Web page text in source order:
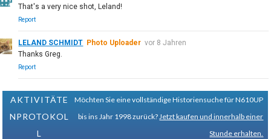
That's a very nice shot, Leland!
Report
LELAND SCHMIDT Photo Uploader vor 8 Jahren
Thanks Greg.
Report
AKTIVITÄTE
NPROTOKOL
L
Möchten Sie eine vollständige Historiensuche für N610UP
bis ins Jahr 1998 zurück? Jetzt kaufen und innerhalb einer
Stunde erhalten.